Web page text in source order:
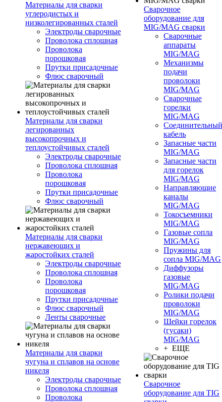
Материалы для сварки
углеродистых и
низколегированных сталей
Электроды сварочные
Проволока сплошная
Проволока
порошковая
Прутки присадочные
Флюс сварочный
Материалы для сварки
легированных
высокопрочных и
теплоустойчивых сталей
Электроды сварочные
Проволока сплошная
Проволока
порошковая
Прутки присадочные
Флюс сварочный
Материалы для сварки
нержавеющих и
жаростойких сталей
Электроды сварочные
Проволока сплошная
Проволока
порошковая
Прутки присадочные
Флюс сварочный
Ленты сварочные
Материалы для сварки
чугуна и сплавов на основе
никеля
Электроды сварочные
Проволока сплошная
Проволока
Сварочное
оборудование для
MIG/MAG сварки
Сварочные
аппараты
MIG/MAG
Механизмы
подачи
проволоки
MIG/MAG
Сварочные
горелки
MIG/MAG
Соединительный
кабель
Запасные части
MIG/MAG
Запасные части
для горелок
MIG/MAG
Направляющие
каналы
MIG/MAG
Токосъемники
MIG/MAG
Газовые сопла
MIG/MAG
Пружины для
сопла MIG/MAG
Диффузоры
газовые
MIG/MAG
Ролики подачи
проволоки
MIG/MAG
Шейки горелок
(гусаки)
MIG/MAG
+ ЕЩЕ
Сварочное
оборудование для TIG